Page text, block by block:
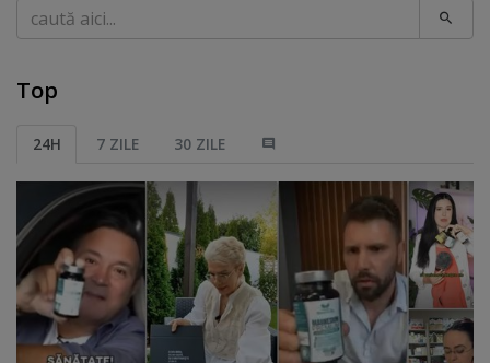
Caută
Top
24H 7 ZILE 30 ZILE